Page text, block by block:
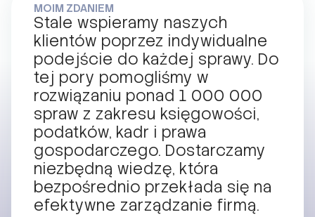
MOIM ZDANIEM
Stale wspieramy naszych
klientów poprzez indywidualne
podejście do każdej sprawy. Do
tej pory pomogliśmy w
rozwiązaniu ponad 1 000 000
spraw z zakresu księgowości,
podatków, kadr i prawa
gospodarczego. Dostarczamy
niezbędną wiedzę, która
bezpośrednio przekłada się na
efektywne zarządzanie firmą.